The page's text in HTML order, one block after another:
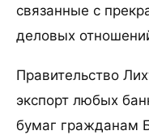
связанные с
деловых
Правительство
экспорт любых
бумаг гражданам